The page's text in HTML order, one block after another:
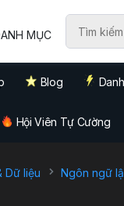
MỤC
Blog
Hội Viên Tự Cường
Dữ liệu Ngôn ngữ